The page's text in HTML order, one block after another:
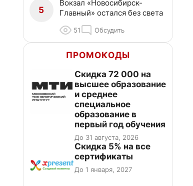
5
Вокзал «Новосибирск-
Главный» остался без света
51 Обсудить
ПРОМОКОДЫ
Скидка 72 000 на
высшее образование
и среднее
специальное
образование в
первый год обучения
До 31 августа, 2026
Скидка 5% на все
сертификаты
До 1 января, 2027